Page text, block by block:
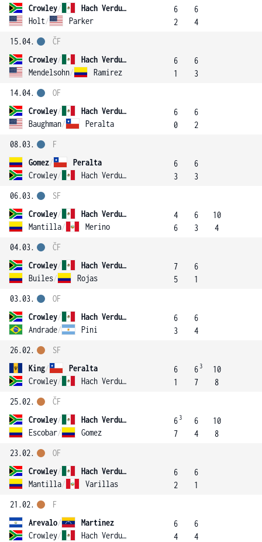
Crowley/
Hach Verdugo
Holt/ Parker
6
2
6
4
15.04.
Crowley/
Hach Verdugo
Mendelsohn/ Ramirez
ČF
6
1
6
3
14.04.
Crowley/
Hach Verdugo
Baughman/ Peralta
OF
6
0
6
2
08.03.
Gomez/
Peralta
Crowley/ Hach Verdugo
F
6
3
6
3
06.03.
Crowley/
Hach Verdugo
Mantilla/ Merino
SF
4
6
6
3
10
4
04.03.
Crowley/
Hach Verdugo
Builes/ Rojas
ČF
7
5
6
1
03.03.
Crowley/
Hach Verdugo
Andrade/ Pini
OF
6
3
6
4
26.02.
King/
Peralta
Crowley/ Hach Verdugo
SF
6
1
6 3
7
10
8
25.02.
Crowley/
Hach Verdugo
Escobar/ Gomez
ČF
6 3
7
6
4
10
8
23.02.
Crowley/
Hach Verdugo
Mantilla/ Varillas
OF
6
2
6
1
21.02.
Arevalo/
Martinez
Crowley/ Hach Verdugo
F
6
4
6
4